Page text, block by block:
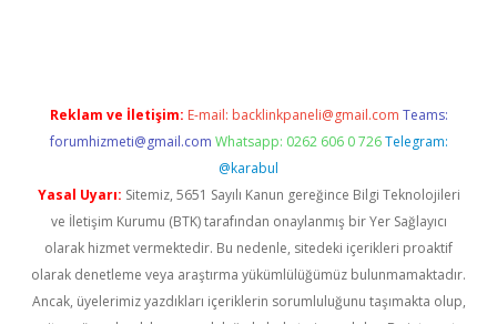
Reklam ve İletişim: E-mail: backlinkpaneli@gmail.com Teams:
forumhizmeti@gmail.com Whatsapp: 0262 606 0 726 Telegram:
@karabul
Yasal Uyarı: Sitemiz, 5651 Sayılı Kanun gereğince Bilgi Teknolojileri
ve İletişim Kurumu (BTK) tarafından onaylanmış bir Yer Sağlayıcı
olarak hizmet vermektedir. Bu nedenle, sitedeki içerikleri proaktif
olarak denetleme veya araştırma yükümlülüğümüz bulunmamaktadır.
Ancak, üyelerimiz yazdıkları içeriklerin sorumluluğunu taşımakta olup,